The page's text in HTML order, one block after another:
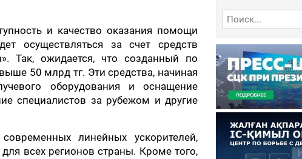
и качество оказания помощи
осуществляться за счет средств
Так, ожидается, что созданный по
50 млрд тг. Эти средства, начиная
оборудования и оснащение
специалистов за рубежом и другие
линейных ускорителей,
всех регионов страны. Кроме того,